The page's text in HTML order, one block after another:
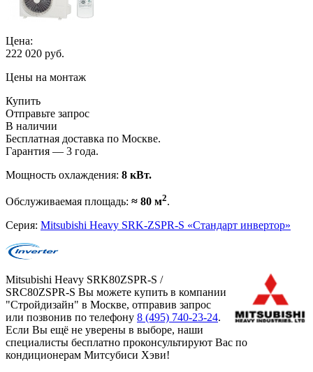
Цена:
222 020 руб.
Цены на монтаж
Купить
Отправьте запрос
В наличии
Бесплатная доставка по Москве.
Гарантия — 3 года.
Мощность охлаждения: 8 кВт.
Обслуживаемая площадь: ≈ 80 м2.
Серия: Mitsubishi Heavy SRK-ZSPR-S «Стандарт инвертор»
Mitsubishi Heavy SRK80ZSPR-S /
SRC80ZSPR-S Вы можете купить в компании
"Стройдизайн" в Москве, отправив запрос
или позвонив по телефону 8 (495) 740-23-24.
Если Вы ещё не уверены в выборе, наши
специалисты бесплатно проконсультируют Вас по
кондиционерам Митсубиси Хэви!